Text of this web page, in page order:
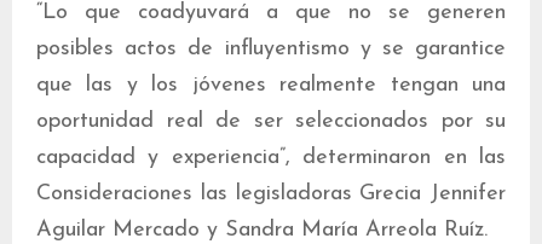
“Lo que coadyuvará a que no se generen
posibles actos de influyentismo y se garantice
que las y los jóvenes realmente tengan una
oportunidad real de ser seleccionados por su
capacidad y experiencia”, determinaron en las
Consideraciones las legisladoras Grecia Jennifer
Aguilar Mercado y Sandra María Arreola Ruíz.